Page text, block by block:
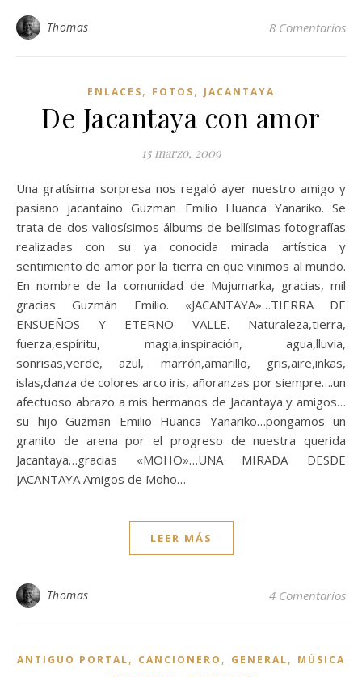
Thomas 8 Comentarios
ENLACES, FOTOS, JACANTAYA
De Jacantaya con amor
15 marzo, 2009
Una gratísima sorpresa nos regaló ayer nuestro amigo y
pasiano jacantaíno Guzman Emilio Huanca Yanariko. Se
trata de dos valiosísimos álbums de bellísimas fotografías
realizadas con su ya conocida mirada artística y
sentimiento de amor por la tierra en que vinimos al mundo.
En nombre de la comunidad de Mujumarka, gracias, mil
gracias Guzmán Emilio. «JACANTAYA»…TIERRA DE
ENSUEÑOS Y ETERNO VALLE. Naturaleza,tierra,
fuerza,espíritu, magia,inspiración, agua,lluvia,
sonrisas,verde, azul, marrón,amarillo, gris,aire,inkas,
islas,danza de colores arco iris, añoranzas por siempre….un
afectuoso abrazo a mis hermanos de Jacantaya y amigos…
su hijo Guzman Emilio Huanca Yanariko…pongamos un
granito de arena por el progreso de nuestra querida
Jacantaya…gracias «MOHO»…UNA MIRADA DESDE
JACANTAYA Amigos de Moho…
LEER MÁS
Thomas 4 Comentarios
ANTIGUO PORTAL, CANCIONERO , GENERAL, MÚSICA